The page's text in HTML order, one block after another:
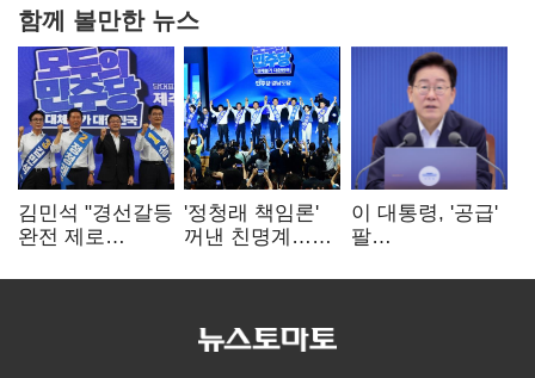
함께 볼만한 뉴스
김민석 "경선갈등
완전 제로
"반명 공세
'정청래 책임론'
꺼낸 친명계…
추가투표 때리기
이 대통령, '공급'
팔
여 내부선